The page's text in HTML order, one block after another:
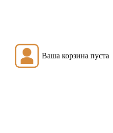
Ваша корзина пуста